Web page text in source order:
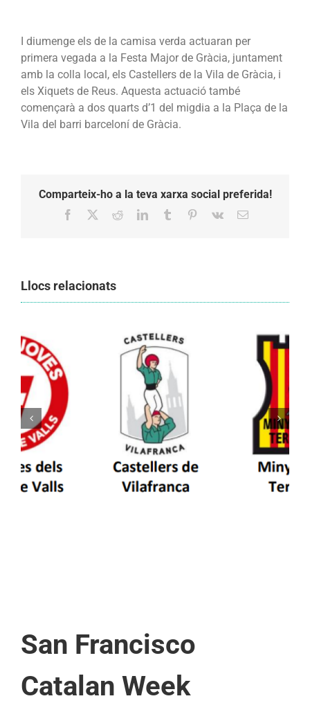
I diumenge els de la camisa verda actuaran per
primera vegada a la Festa Major de Gràcia, juntament
amb la colla local, els Castellers de la Vila de Gràcia, i
els Xiquets de Reus. Aquesta actuació també
començarà a dos quarts d’1 del migdia a la Plaça de la
Vila del barri barceloní de Gràcia.
Comparteix-ho a la teva xarxa social preferida!
Facebook RedditLinkedInTumblr Pinterest
Vk Email:
Llocs relacionats
Els Castellers de Vilafranca unieixen tradició i
patrimoni en un viatge de colla a la Vall
d’Aran i a la Vall de Boí
San Francisco
Catalan Week